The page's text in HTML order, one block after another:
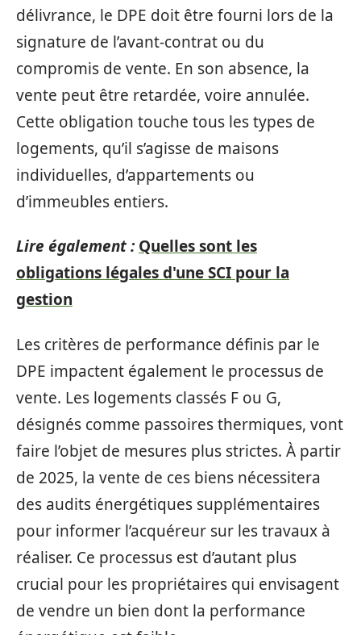
délivrance, le DPE doit être fourni lors de la
signature de l’avant-contrat ou du
compromis de vente. En son absence, la
vente peut être retardée, voire annulée.
Cette obligation touche tous les types de
logements, qu’il s’agisse de maisons
individuelles, d’appartements ou
d’immeubles entiers.
Lire également : Quelles sont les
obligations légales d'une SCI pour la
gestion
Les critères de performance définis par le
DPE impactent également le processus de
vente. Les logements classés F ou G,
désignés comme passoires thermiques, vont
faire l’objet de mesures plus strictes. À partir
de 2025, la vente de ces biens nécessitera
des audits énergétiques supplémentaires
pour informer l’acquéreur sur les travaux à
réaliser. Ce processus est d’autant plus
crucial pour les propriétaires qui envisagent
de vendre un bien dont la performance